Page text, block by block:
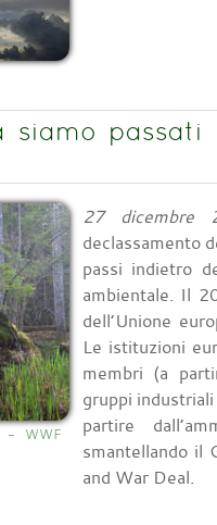
siamo
- WWF
27 dicembre
declassamento
passi indietro
ambientale. Il
dell’Unione
Le istituzioni
membri (a
gruppi
partire
smantellando il
and War Deal.